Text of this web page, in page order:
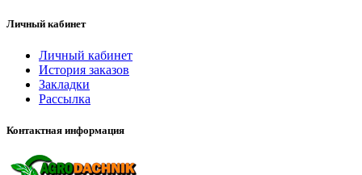
Личный кабинет
Личный кабинет
История заказов
Закладки
Рассылка
Контактная информация